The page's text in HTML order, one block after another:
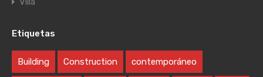
Etiquetas
Building Construction contemporáneo